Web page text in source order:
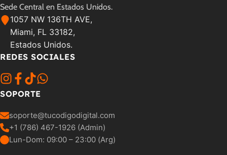
Sede Central en Estados Unidos.
1057 NW 136TH AVE,
Miami, FL 33182,
Estados Unidos.
REDES SOCIALES
SOPORTE
soporte@tucodigodigital.com
+1 (786) 467-1926 (Admin)
Lun-Dom: 09:00 – 23:00 (Arg)